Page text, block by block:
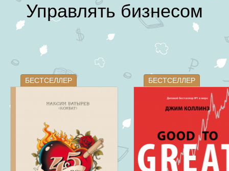
Управлять бизнесом
БЕСТСЕЛЛЕР БЕСТСЕЛЛЕР